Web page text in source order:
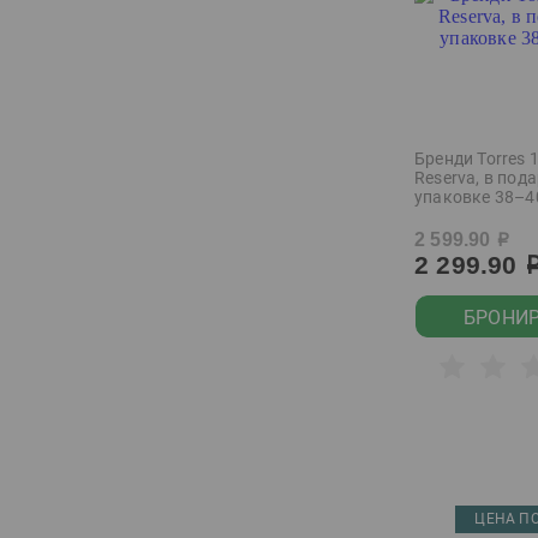
Бренди Torres
Reserva, в
упаковке
2 599.90 р
2 299.90
ЦЕНА